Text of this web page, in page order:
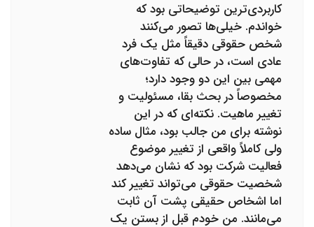
کاربردی‌ترین توضیحاتی بود که
خواندم. خیلی‌ها تصور می‌کنند
شخص حقوقی دقیقاً مثل یک فرد
عادی است، در حالی که تفاوت‌های
مهمی بین این دو وجود دارد؛
مخصوصاً در بحث بقا، مسئولیت و
تغییر ماهیت. نکته‌ای که در این
نوشته برای من جالب بود، مثال ساده
ولی کاملاً واقعی از تغییر موضوع
فعالیت شرکت بود که نشان می‌دهد
شخصیت حقوقی می‌تواند تغییر کند
اما اشخاص حقیقی پشت آن ثابت
می‌مانند. من خودم قبل از بستن یک